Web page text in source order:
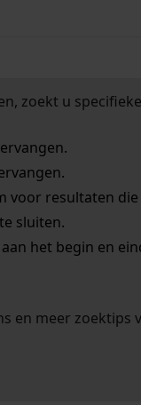
zoekt u
voor resultaten die
sluiten.
het begin en
en meer zoektips